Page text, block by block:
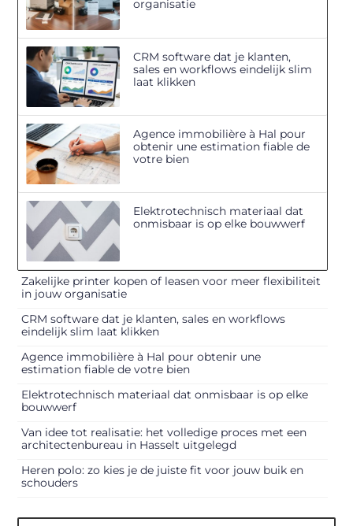
organisatie
CRM software dat je klanten,
sales en workflows eindelijk slim
laat klikken
Agence immobilière à Hal pour
obtenir une estimation fiable de
votre bien
Elektrotechnisch materiaal dat
onmisbaar is op elke bouwwerf
Zakelijke printer kopen of leasen voor meer flexibiliteit
in jouw organisatie
CRM software dat je klanten, sales en workflows
eindelijk slim laat klikken
Agence immobilière à Hal pour obtenir une
estimation fiable de votre bien
Elektrotechnisch materiaal dat onmisbaar is op elke
bouwwerf
Van idee tot realisatie: het volledige proces met een
architectenbureau in Hasselt uitgelegd
Heren polo: zo kies je de juiste fit voor jouw buik en
schouders